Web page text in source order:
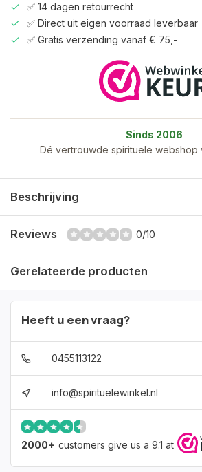
✅ 14 dagen retourrecht
✅ Direct uit eigen voorraad leverbaar
✅ Gratis verzending vanaf € 75,-
Sinds 2006
Dé vertrouwde spirituele webshop
Beschrijving
Reviews 0/10
Gerelateerde producten
Heeft u een vraag?
0455113122
info@spirituelewinkel.nl
2000+ customers give us a 9.1 at